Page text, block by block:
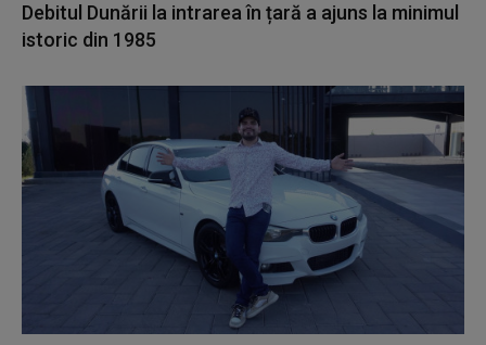
Debitul Dunării la intrarea în țară a ajuns la minimul
istoric din 1985